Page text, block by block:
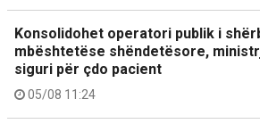
Konsolidohet operatori publik i
mbështetëse shëndetësore,
siguri për çdo pacient
05/08 11:24